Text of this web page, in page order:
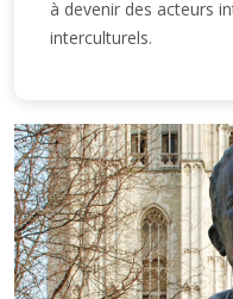
à devenir des acteurs
interculturels.